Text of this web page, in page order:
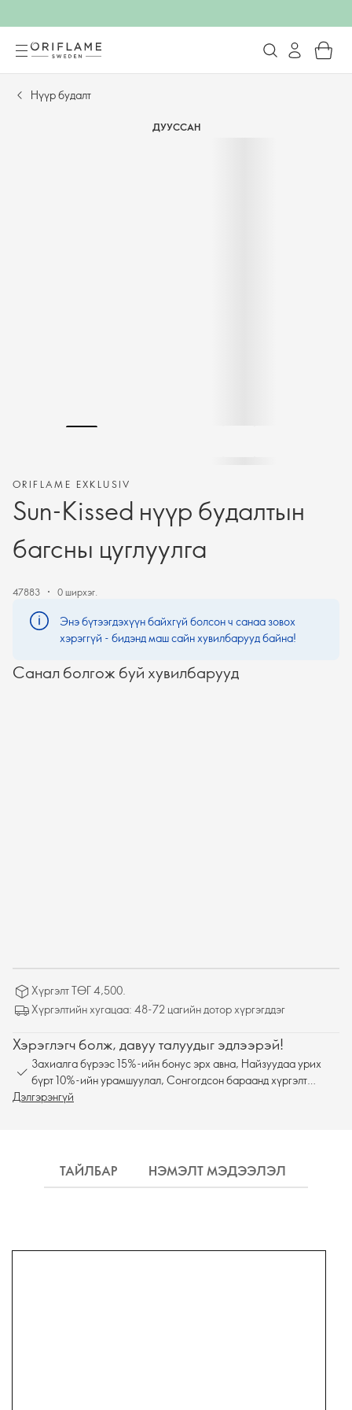
Нүүр будалт
ДУУССАН
ORIFLAME EXKLUSIV
Sun-Kissed нүүр будалтын
багсны цуглуулга
47883 0 ширхэг.
Энэ бүтээгдэхүүн байхгүй болсон ч санаа зовох
хэрэггүй - бидэнд маш сайн хувилбарууд байна!
Санал болгож буй хувилбарууд
Хүргэлт ТӨГ 4,500.
Хүргэлтийн хугацаа: 48-72 цагийн дотор хүргэгддэг
Хэрэглэгч болж, давуу талуудыг эдлээрэй!
Захиалга бүрээс 15%-ийн бонус эрх авна, Найзуудаа урих
бүрт 10%-ийн урамшуулал, Сонгогдсон бараанд хүргэлт
үнэгүй
Дэлгэрэнгүй
ТАЙЛБАР НЭМЭЛТ МЭДЭЭЛЭЛ